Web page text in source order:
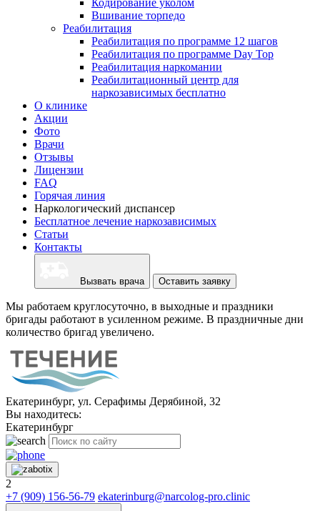
Кодирование уколом
Вшивание торпедо
Реабилитация
Реабилитация по программе 12 шагов
Реабилитация по программе Day Top
Реабилитация наркомании
Реабилитационный центр для
наркозависимых бесплатно
О клинике
Акции
Фото
Врачи
Отзывы
Лицензии
FAQ
Горячая линия
Наркологический диспансер
Бесплатное лечение наркозависимых
Статьи
Контакты
Вызвать врача Оставить заявку
Мы работаем круглосуточно, в выходные и праздники
бригады работают в усиленном режиме. В праздничные дни
количество бригад увеличено.
Екатеринбург, ул. Серафимы Дерябиной, 32
Вы находитесь:
Екатеринбург
2
+7 (909) 156-56-79 ekaterinburg@narcolog-pro.clinic